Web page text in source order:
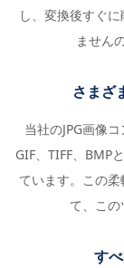
し、変換後すぐ
ません
さまざ
当社のJPG画像
GIF、TIFF、BMP
ています。この
て、この
す